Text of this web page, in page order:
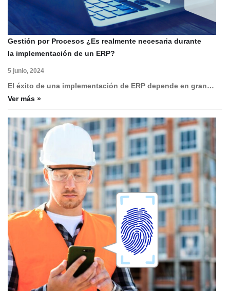
Gestión por Procesos ¿Es realmente necesaria durante
la implementación de un ERP?
5 junio, 2024
El éxito de una implementación de ERP depende en gran…
Ver más »